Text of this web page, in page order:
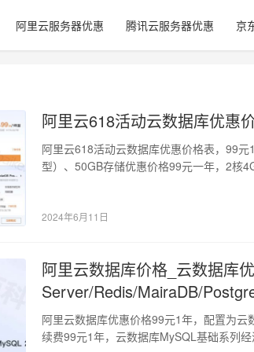
阿里云服务器优惠 腾讯云服务器优惠 京
阿里云618活动云数据库优惠
阿里云618活动云数据库优惠价格表，99
型）、50GB存储优惠价格99元一年，2核
2024年6月11日
阿里云数据库价格_云数据库
Server/Redis/MairaDB/
阿里云数据库优惠价格99元1年，配置为云
续费99元1年，云数据库MySQL基础系列